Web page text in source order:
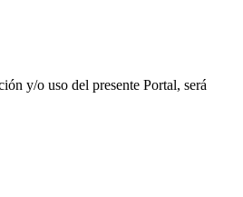
y/o uso del presente Portal, será